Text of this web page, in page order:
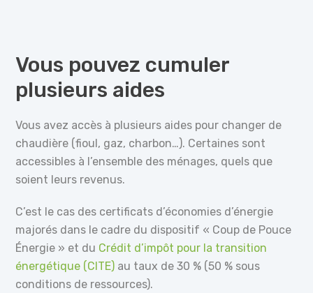
Vous pouvez cumuler
plusieurs aides
Vous avez accès à plusieurs aides pour changer de
chaudière (fioul, gaz, charbon…). Certaines sont
accessibles à l’ensemble des ménages, quels que
soient leurs revenus.
C’est le cas des certificats d’économies d’énergie
majorés dans le cadre du dispositif « Coup de Pouce
Énergie » et du Crédit d’impôt pour la transition
énergétique (CITE) au taux de 30 % (50 % sous
conditions de ressources).